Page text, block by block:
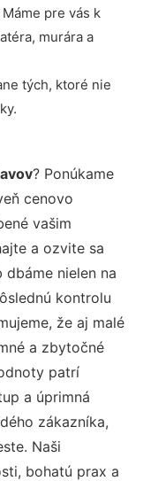
pre vás k
murára a
tých, ktoré nie
? Ponúkame
cenovo
vašim
a ozvite sa
dbáme nielen na
kontrolu
že aj malé
a zbytočné
patrí
a úprimná
zákazníka,
Naši
bohatú prax a